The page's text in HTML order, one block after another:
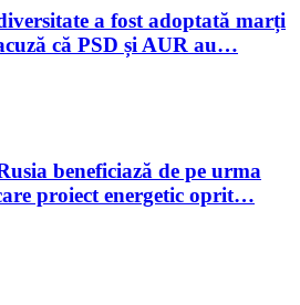
a fost adoptată marți
că PSD și AUR au…
beneficiază de pe urma
proiect energetic oprit…